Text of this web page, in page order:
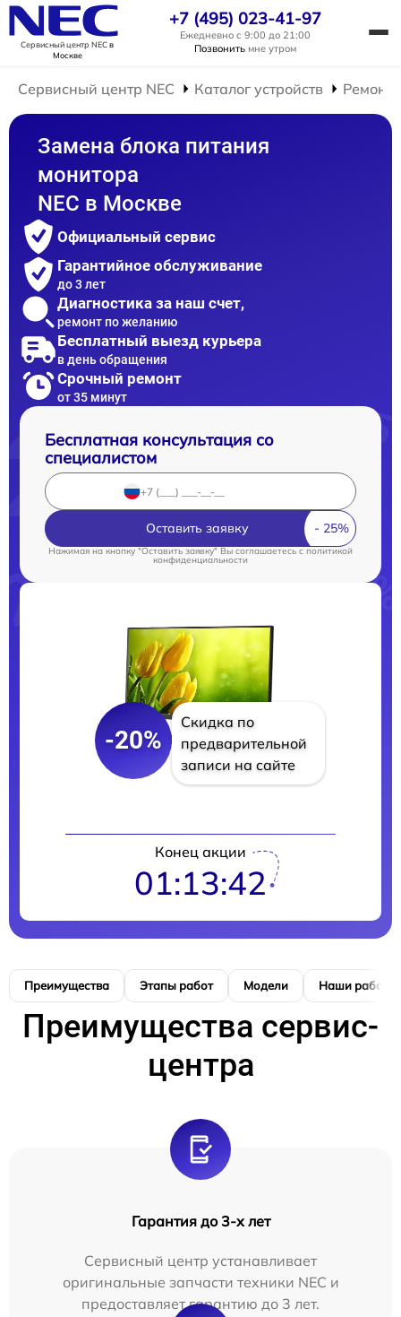
Сервисный центр NECв
Москве
+7 (495) 023-41-97
Ежедневно с 9:00 до 21:00
Позвонить мне утром
Сервисный центр NEC Каталог устройств Ремонт
Замена блока питания
монитора
NEC в Москве
Официальный сервис
Гарантийное обслуживание
до 3 лет
Диагностика за наш счет,
ремонт по желанию
Бесплатный выезд курьера
в день обращения
Срочный ремонт
от 35 минут
Бесплатная консультация со
специалистом
Оставить заявку
Нажимая на кнопку "Оставить заявку" Вы соглашаетесь cполитикой
конфиденциальности
-20%
Скидка по
предварительной
записи на сайте
Конец акции
01:13:42
Преимущества Этапы работ Модели Наши работы
Преимущества сервис-
центра
Гарантия до 3-х лет
Сервисный центр устанавливает
оригинальные запчасти техники NEC и
предоставляет гарантию до 3 лет.